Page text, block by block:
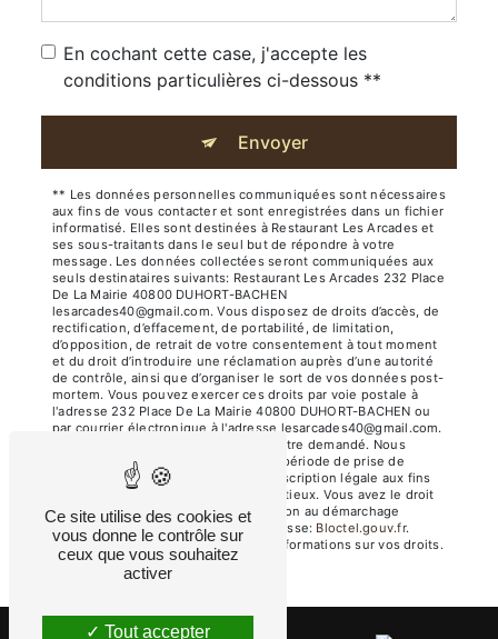
En cochant cette case, j'accepte les
conditions particulières ci-dessous **
Envoyer
** Les données personnelles communiquées sont nécessaires
aux fins de vous contacter et sont enregistrées dans un fichier
informatisé. Elles sont destinées à Restaurant Les Arcades et
ses sous-traitants dans le seul but de répondre à votre
message. Les données collectées seront communiquées aux
seuls destinataires suivants: Restaurant Les Arcades 232 Place
De La Mairie 40800 DUHORT-BACHEN
lesarcades40@gmail.com. Vous disposez de droits d’accès, de
rectification, d’effacement, de portabilité, de limitation,
d’opposition, de retrait de votre consentement à tout moment
et du droit d’introduire une réclamation auprès d’une autorité
de contrôle, ainsi que d’organiser le sort de vos données post-
mortem. Vous pouvez exercer ces droits par voie postale à
l'adresse 232 Place De La Mairie 40800 DUHORT-BACHEN ou
par courrier électronique à l'adresse lesarcades40@gmail.com.
Un justificatif d'identité pourra vous être demandé. Nous
conservons vos données pendant la période de prise de
contact puis pendant la durée de prescription légale aux fins
probatoires et de gestion des contentieux. Vous avez le droit
de vous inscrire sur la liste d'opposition au démarchage
téléphonique, disponible à cette adresse:
Bloctel.gouv.fr.
Consultez le site cnil.fr pour plus d’informations sur vos droits.
Ce site utilise des cookies et
vous donne le contrôle sur
ceux que vous souhaitez
activer
Tout accepter